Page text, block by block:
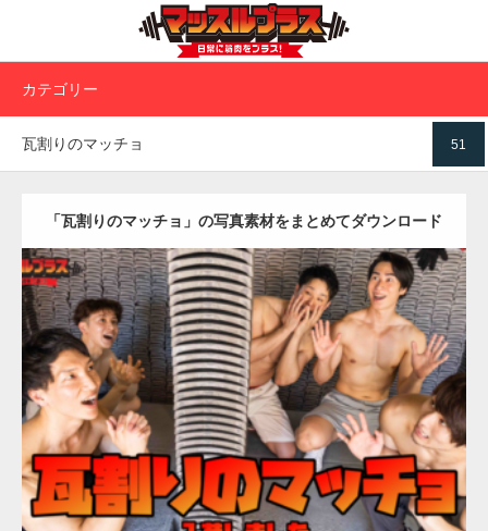
カテゴリー
51
瓦割りのマッチョ
「瓦割りのマッチョ」の写真素材をまとめてダウンロード
Update:2023.02.11
Category:瓦割りのマッチョ オレンジの人 AKIHITO(細マッチョ)
SOSUKE げんき 浅草 (東京)
ダウンロード